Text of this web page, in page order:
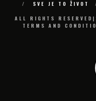
SVE JE TO ŽIVOT
ALL RIGHTS
TERMS AND